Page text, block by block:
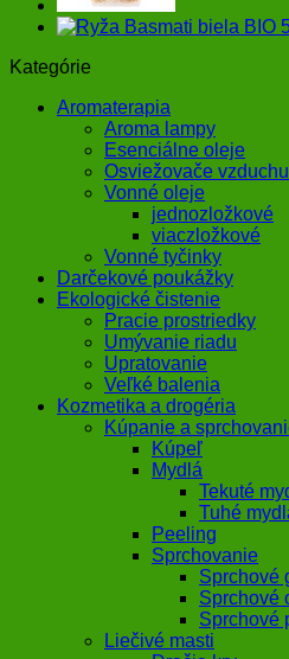
Kategórie
Aromaterapia
Aroma lampy
Esenciálne oleje
Osviežovače vzduchu
Vonné oleje
jednozložkové
viaczložkové
Vonné tyčinky
Darčekové poukážky
Ekologické čistenie
Pracie prostriedky
Umývanie riadu
Upratovanie
Veľké balenia
Kozmetika a drogéria
Kúpanie a
Kúpeľ
Mydlá
Tekuté
Tuhé
Peeling
Sprchovanie
Sprchové
Sprchové
Sprchové
Liečivé masti